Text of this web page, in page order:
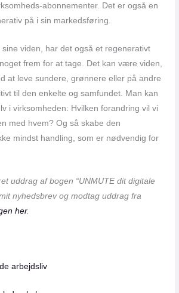
abonnementer. Det er også en
på i sin markedsføring.
viden, har det også et regenerativt
frem for at tage. Det kan være viden,
at leve sundere, grønnere eller på andre
til den enkelte og samfundet. Man kan
i virksomheden: Hvilken forandring vil vi
med hvem? Og så skabe den
mindst handling, som er nødvendig for
uddrag af bogen “UNMUTE dit digitale
nyhedsbrev og modtag uddrag fra
her.
arbejdsliv